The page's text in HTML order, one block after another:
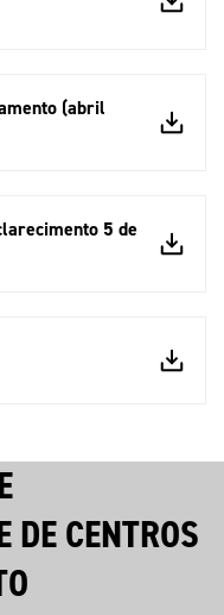
(abril
5 de
DE CENTROS